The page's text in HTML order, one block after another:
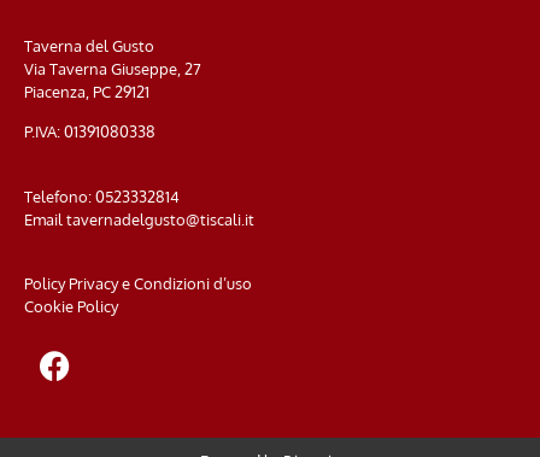
Taverna del Gusto
Via Taverna Giuseppe, 27
Piacenza, PC29121
P.IVA: 01391080338
Telefono:0523332814
Email tavernadelgusto@tiscali.it
Policy Privacy e Condizioni d’uso
Cookie Policy